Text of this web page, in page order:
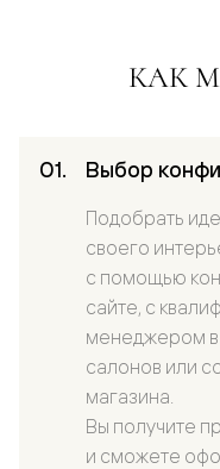
КАК
Выбор
Подобрать
своего
с помощью
сайте, с
менеджером
салонов или
магазина.
Вы получите
и сможете